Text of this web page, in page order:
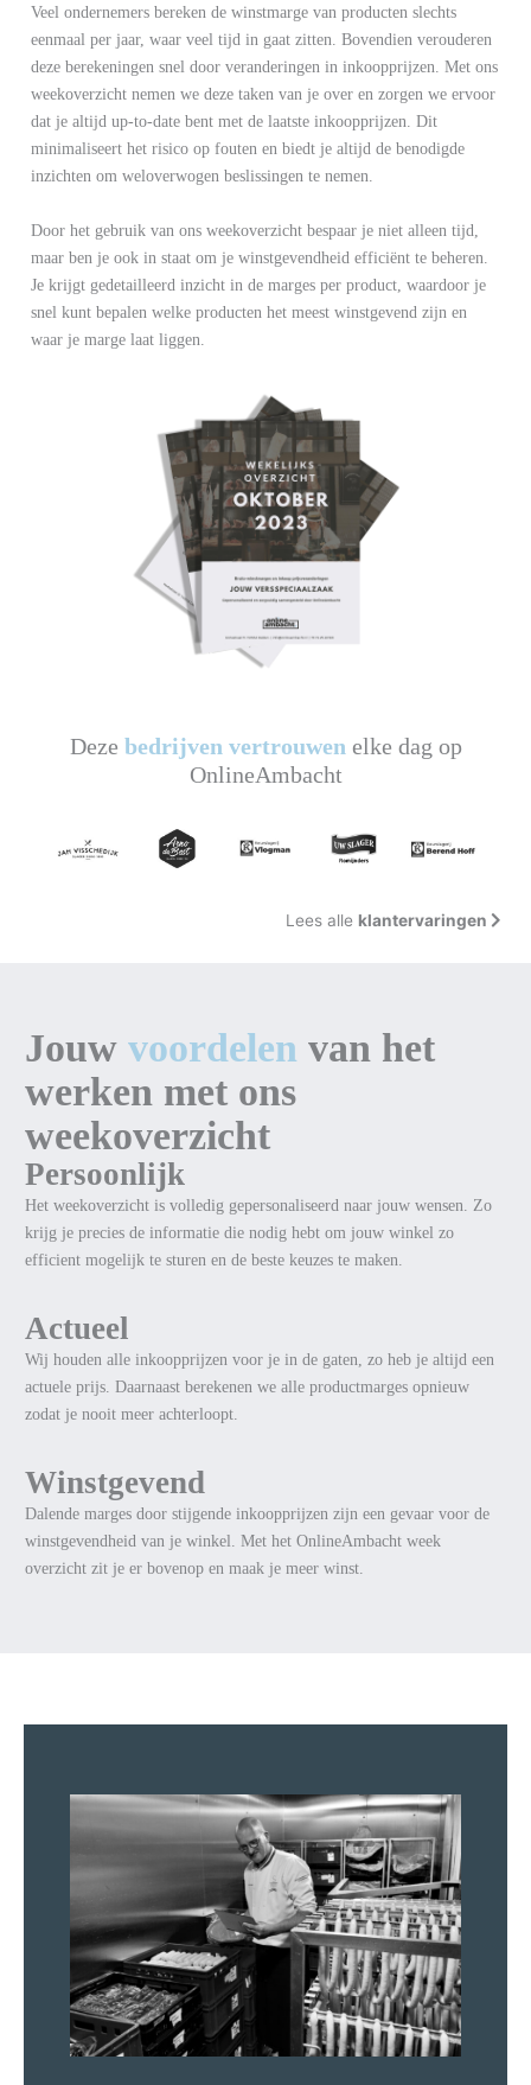
Veel ondernemers bereken de winstmarge van producten slechts
eenmaal per jaar, waar veel tijd in gaat zitten. Bovendien verouderen
deze berekeningen snel door veranderingen in inkoopprijzen. Met ons
weekoverzicht nemen we deze taken van je over en zorgen we ervoor
dat je altijd up-to-date bent met de laatste inkoopprijzen. Dit
minimaliseert het risico op fouten en biedt je altijd de benodigde
inzichten om weloverwogen beslissingen te nemen.
Door het gebruik van ons weekoverzicht bespaar je niet alleen tijd,
maar ben je ook in staat om je winstgevendheid efficiënt te beheren.
Je krijgt gedetailleerd inzicht in de marges per product, waardoor je
snel kunt bepalen welke producten het meest winstgevend zijn en
waar je marge laat liggen.
Deze bedrijven vertrouwen elke dag op
OnlineAmbacht
Lees alle klantervaringen
Jouw voordelen van het
werken met ons
weekoverzicht
Persoonlijk
Het weekoverzicht is volledig gepersonaliseerd naar jouw wensen. Zo
krijg je precies de informatie die nodig hebt om jouw winkel zo
efficient mogelijk te sturen en de beste keuzes te maken.
Actueel
Wij houden alle inkoopprijzen voor je in de gaten, zo heb je altijd een
actuele prijs. Daarnaast berekenen we alle productmarges opnieuw
zodat je nooit meer achterloopt.
Winstgevend
Dalende marges door stijgende inkoopprijzen zijn een gevaar voor de
winstgevendheid van je winkel. Met het OnlineAmbacht week
overzicht zit je er bovenop en maak je meer winst.